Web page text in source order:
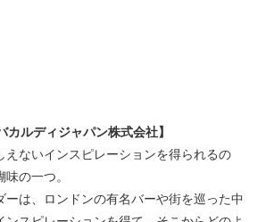
カルディジャパン株式会社】
えないインスピレーションを得られるの
の一つ。
ーは、ロンドンの有名バーや街を巡った中